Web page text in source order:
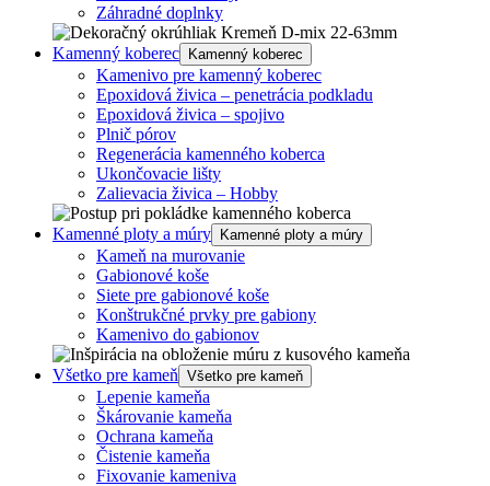
Záhradné doplnky
Kamenný koberec Kamenný koberec
Kamenivo pre kamenný koberec
Epoxidová živica – penetrácia podkladu
Epoxidová živica – spojivo
Plnič pórov
Regenerácia kamenného koberca
Ukončovacie lišty
Zalievacia živica – Hobby
Kamenné ploty a múry Kamenné ploty a múry
Kameň na murovanie
Gabionové koše
Siete pre gabionové koše
Konštrukčné prvky pre gabiony
Kamenivo do gabionov
Všetko pre kameň Všetko pre kameň
Lepenie kameňa
Škárovanie kameňa
Ochrana kameňa
Čistenie kameňa
Fixovanie kameniva